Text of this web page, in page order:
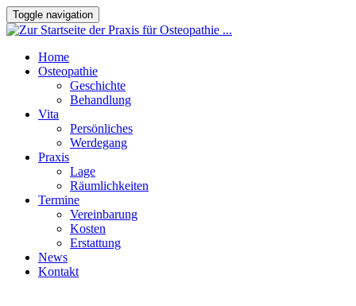
Toggle navigation
Home
Osteopathie
Geschichte
Behandlung
Vita
Persönliches
Werdegang
Praxis
Lage
Räumlichkeiten
Termine
Vereinbarung
Kosten
Erstattung
News
Kontakt